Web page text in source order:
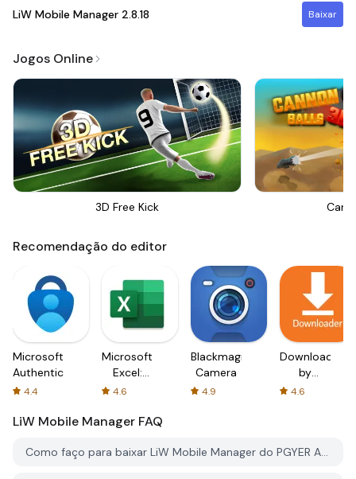
LiW Mobile Manager 2.8.18 Baixar
Jogos Online
3D Free Kick
Recomendação do editor
Microsoft
Authenticator
4.4
Microsoft
Excel:
Spreadsheets
4.6
Blackmagic
Camera
4.9
Downloader
by
AFTVnews
4.6
LiW Mobile Manager FAQ
Como faço para baixar LiW Mobile Manager do PGYER APK HUB?